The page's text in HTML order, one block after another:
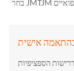
אישית
הספציפיות